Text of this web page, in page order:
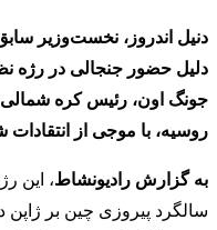
دنیل اندروز، نخست‌وزیر
دلیل حضور جنجالی در رژه
جونگ اون، رئیس کره شمالی،
روسیه، با موجی از
به گزارش رادیونشاط، این
سالگرد پیروزی چین بر